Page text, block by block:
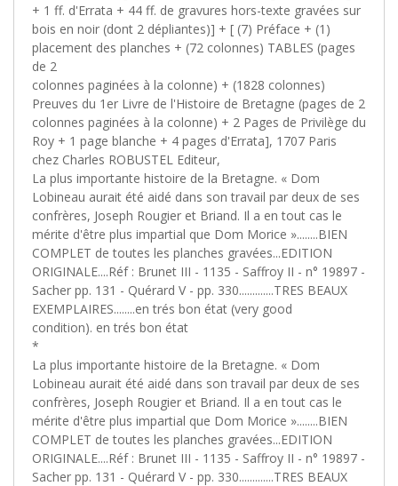
+ 1 ff. d'Errata + 44 ff. de gravures hors-texte gravées sur
bois en noir (dont 2 dépliantes)] + [ (7) Préface + (1)
placement des planches + (72 colonnes) TABLES (pages
de 2
colonnes paginées à la colonne) + (1828 colonnes)
Preuves du 1er Livre de l'Histoire de Bretagne (pages de 2
colonnes paginées à la colonne) + 2 Pages de Privilège du
Roy + 1 page blanche + 4 pages d'Errata], 1707 Paris
chez Charles ROBUSTEL Editeur,
La plus importante histoire de la Bretagne. « Dom
Lobineau aurait été aidé dans son travail par deux de ses
confrères, Joseph Rougier et Briand. Il a en tout cas le
mérite d'être plus impartial que Dom Morice »........BIEN
COMPLET de toutes les planches gravées...EDITION
ORIGINALE....Réf : Brunet III - 1135 - Saffroy II - n° 19897 -
Sacher pp. 131 - Quérard V - pp. 330.............TRES BEAUX
EXEMPLAIRES........en trés bon état (very good
condition). en trés bon état
*
‎La plus importante histoire de la Bretagne. « Dom
Lobineau aurait été aidé dans son travail par deux de ses
confrères, Joseph Rougier et Briand. Il a en tout cas le
mérite d'être plus impartial que Dom Morice »........BIEN
COMPLET de toutes les planches gravées...EDITION
ORIGINALE....Réf : Brunet III - 1135 - Saffroy II - n° 19897 -
Sacher pp. 131 - Quérard V - pp. 330.............TRES BEAUX